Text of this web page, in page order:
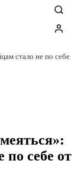
стало не по себе
по себе от